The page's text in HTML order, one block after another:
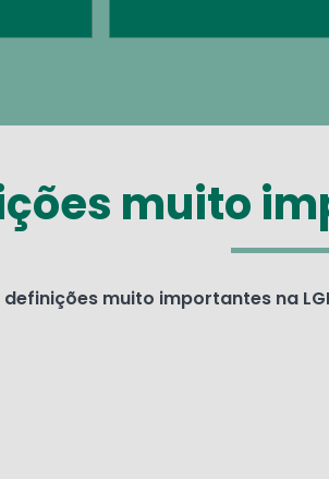
muito
definições muito importantes na